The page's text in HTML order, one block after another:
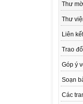
Thư
Thư
Liên
Trao
Góp ý
Soạn
Các